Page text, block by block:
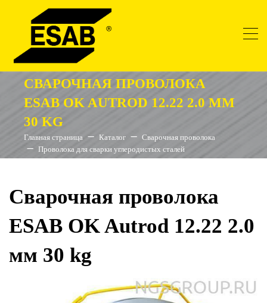
СВАРОЧНАЯ ПРОВОЛОКА
ESAB OK AUTROD 12.22 2.0 ММ
30 KG
Главная страница Каталог
Сварочная проволока
Проволока для сварки углеродистых сталей
Сварочная проволока
ESAB OK Autrod 12.22 2.0
мм 30 kg